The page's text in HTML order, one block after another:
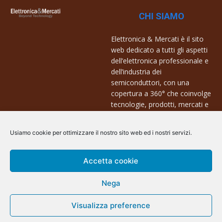
Usiamo cookie per ottimizzare il nostro sito web ed i nostri servizi.
Accetta cookie
Nega
Visualizza preference
CHI SIAMO
Elettronica & Mercati è il sito
web dedicato a tutti gli aspetti
dell’elettronica professionale e
dell’industria dei
semiconduttori, con una
copertura a 360° che coinvolge
tecnologie, prodotti, mercati e
Contatti:
info@arscommunication.it
@ArsCommunication 2023